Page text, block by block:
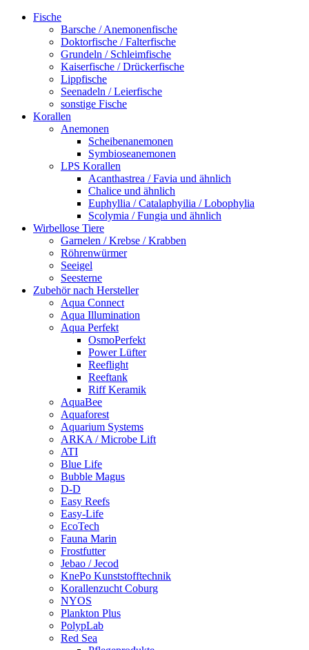
Fische
Barsche / Anemonenfische
Doktorfische / Falterfische
Grundeln / Schleimfische
Kaiserfische / Drückerfische
Lippfische
Seenadeln / Leierfische
sonstige Fische
Korallen
Anemonen
Scheibenanemonen
Symbioseanemonen
LPS Korallen
Acanthastrea / Favia und ähnlich
Chalice und ähnlich
Euphyllia / Catalaphyilia / Lobophylia
Scolymia / Fungia und ähnlich
Wirbellose Tiere
Garnelen / Krebse / Krabben
Röhrenwürmer
Seeigel
Seesterne
Zubehör nach Hersteller
Aqua Connect
Aqua Illumination
Aqua Perfekt
OsmoPerfekt
Power Lüfter
Reeflight
Reeftank
Riff Keramik
AquaBee
Aquaforest
Aquarium Systems
ARKA / Microbe Lift
ATI
Blue Life
Bubble Magus
D-D
Easy Reefs
Easy-Life
EcoTech
Fauna Marin
Frostfutter
Jebao / Jecod
KnePo Kunststofftechnik
Korallenzucht Coburg
NYOS
Plankton Plus
PolypLab
Red Sea